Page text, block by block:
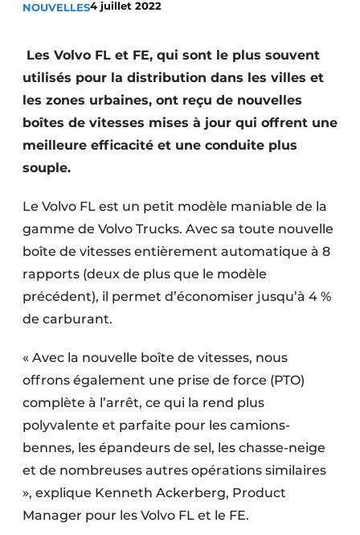
Construction bois
Contrôle d’accès
Fondations
Façades
Géotextiles
Protection solaire
Rénovation
Sécurité incendie
Software
Techniques ferroviaires
NOUVELLES4 juillet 2022
Les Volvo FL et FE, qui sont le plus souvent
utilisés pour la distribution dans les villes et
les zones urbaines, ont reçu de nouvelles
boîtes de vitesses mises à jour qui offrent une
meilleure efficacité et une conduite plus
souple.
Le Volvo FL est un petit modèle maniable de la
gamme de Volvo Trucks. Avec sa toute nouvelle
boîte de vitesses entièrement automatique à 8
rapports (deux de plus que le modèle
précédent), il permet d’économiser jusqu’à 4 %
de carburant.
« Avec la nouvelle boîte de vitesses, nous
offrons également une prise de force (PTO)
complète à l’arrêt, ce qui la rend plus
polyvalente et parfaite pour les camions-
bennes, les épandeurs de sel, les chasse-neige
et de nombreuses autres opérations similaires
», explique Kenneth Ackerberg, Product
Manager pour les Volvo FL et le FE.